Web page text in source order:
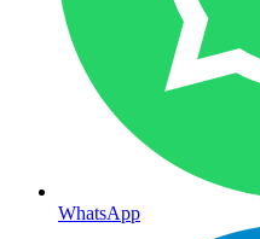
WhatsApp